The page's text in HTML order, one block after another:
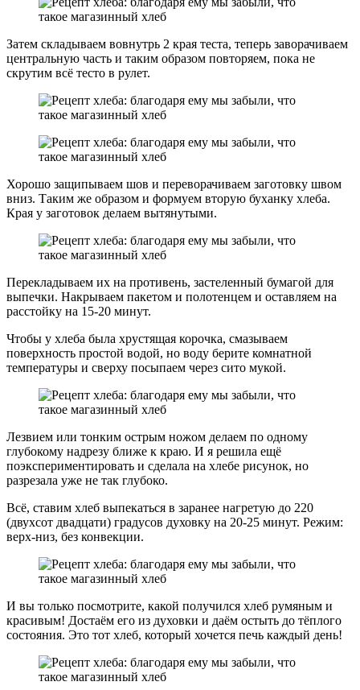
Затем складываем вовнутрь 2 края теста, теперь заворачиваем
центральную часть и таким образом повторяем, пока не
скрутим всё тесто в рулет.
Хорошо защипываем шов и переворачиваем заготовку швом
вниз. Таким же образом и формуем вторую буханку хлеба.
Края у заготовок делаем вытянутыми.
Перекладываем их на противень, застеленный бумагой для
выпечки. Накрываем пакетом и полотенцем и оставляем на
расстойку на 15-20 минут.
Чтобы у хлеба была хрустящая корочка, смазываем
поверхность простой водой, но воду берите комнатной
температуры и сверху посыпаем через сито мукой.
Лезвием или тонким острым ножом делаем по одному
глубокому надрезу ближе к краю. И я решила ещё
поэкспериментировать и сделала на хлебе рисунок, но
разрезала уже не так глубоко.
Всё, ставим хлеб выпекаться в заранее нагретую до 220
(двухсот двадцати) градусов духовку на 20-25 минут. Режим:
верх-низ, без конвекции.
И вы только посмотрите, какой получился хлеб румяным и
красивым! Достаём его из духовки и даём остыть до тёплого
состояния. Это тот хлеб, который хочется печь каждый день!